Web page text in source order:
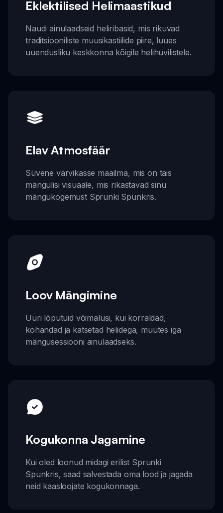
Eklektilised Helimaastikud
Naudi ainulaadseid heliribasid, mis rikuvad
traditsiooniliste muusikastiilide piire, luues
uuendusliku keskkonna kõigile helihuvilistele.
Elav Atmosfäär
Süvene värvikasse maailma, mis on täis
mängulisi visuaale, mis rikastavad sinu
mängukogemust Sprunki Spunkris.
Loov Mängimine
Uuri lõputuid võimalusi, kui korraldad,
kohandad ja katsetad helidega, muutes iga
mängusessiooni ainulaadseks.
Kogukonna Jagamine
Kui oled loonud midagi erilist Sprunki
Spunkris, saad salvestada oma lood ja jagada
neid kaasloojate kogukonnaga.